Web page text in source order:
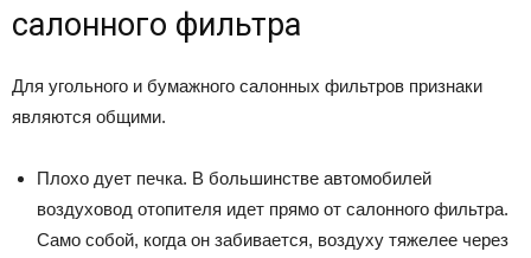
салонного фильтра
Для угольного и бумажного салонных фильтров признаки
являются общими.
Плохо дует печка. В большинстве автомобилей
воздуховод отопителя идет прямо от салонного фильтра.
Само собой, когда он забивается, воздуху тяжелее через